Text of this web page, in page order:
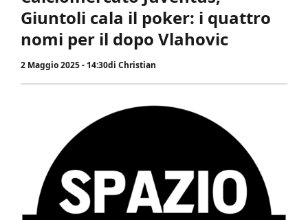
Giuntoli cala il poker: i quattro
nomi per il dopo Vlahovic
2 Maggio 2025 - 14:30di Christian